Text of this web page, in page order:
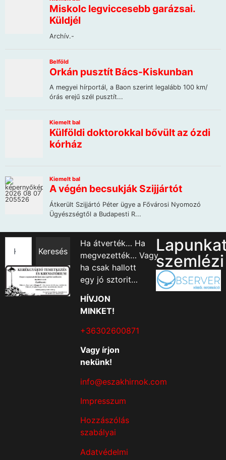
Keresés
Ha átverték… Ha
megvezették… Vagy
ha csak hallott
egy jó sztorit…
HÍVJON
MINKET!
+36302600871
Vagy írjon
nekünk!
info@eszakhirnok.com
Impresszum
Hozzászólás
szabályai
Adatvédelmi
szemlézi